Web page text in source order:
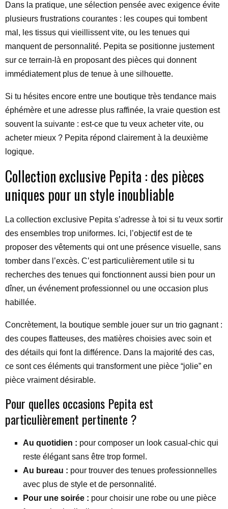
Dans la pratique, une sélection pensée avec exigence évite
plusieurs frustrations courantes : les coupes qui tombent
mal, les tissus qui vieillissent vite, ou les tenues qui
manquent de personnalité. Pepita se positionne justement
sur ce terrain-là en proposant des pièces qui donnent
immédiatement plus de tenue à une silhouette.
Si tu hésites encore entre une boutique très tendance mais
éphémère et une adresse plus raffinée, la vraie question est
souvent la suivante : est-ce que tu veux acheter vite, ou
acheter mieux ? Pepita répond clairement à la deuxième
logique.
Collection exclusive Pepita : des pièces
uniques pour un style inoubliable
La collection exclusive Pepita s’adresse à toi si tu veux sortir
des ensembles trop uniformes. Ici, l’objectif est de te
proposer des vêtements qui ont une présence visuelle, sans
tomber dans l’excès. C’est particulièrement utile si tu
recherches des tenues qui fonctionnent aussi bien pour un
dîner, un événement professionnel ou une occasion plus
habillée.
Concrètement, la boutique semble jouer sur un trio gagnant :
des coupes flatteuses, des matières choisies avec soin et
des détails qui font la différence. Dans la majorité des cas,
ce sont ces éléments qui transforment une pièce “jolie” en
pièce vraiment désirable.
Pour quelles occasions Pepita est
particulièrement pertinente ?
Au quotidien : pour composer un look casual-chic qui
reste élégant sans être trop formel.
Au bureau : pour trouver des tenues professionnelles
avec plus de style et de personnalité.
Pour une soirée : pour choisir une robe ou une pièce